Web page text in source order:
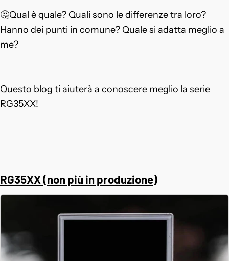
🤔Qual è quale? Quali sono le differenze tra loro?
Hanno dei punti in comune? Quale si adatta meglio a
me?
Questo blog ti aiuterà a conoscere meglio la serie
RG35XX!
RG35XX (non più in produzione)